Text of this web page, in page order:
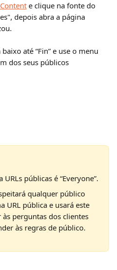
e clique na fonte do
depois abra a página
até “Fin” e use o menu
dos seus públicos
públicas é “Everyone”.
qualquer público
URL pública e usará este
perguntas dos clientes
às regras de público.